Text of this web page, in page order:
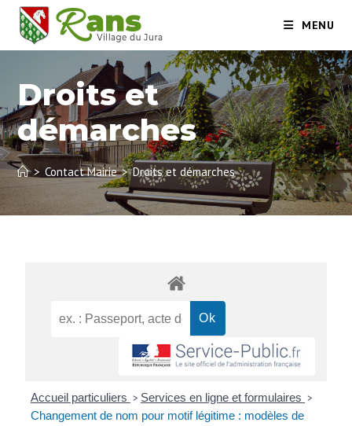
MENU
Droits et
démarches
> Contact Mairie > Droits et démarches
Accueil particuliers > Services en ligne et formulaires >
Changement de nom pour motif légitime : modèles de